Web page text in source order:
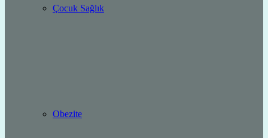
Çocuk Sağlık
Obezite